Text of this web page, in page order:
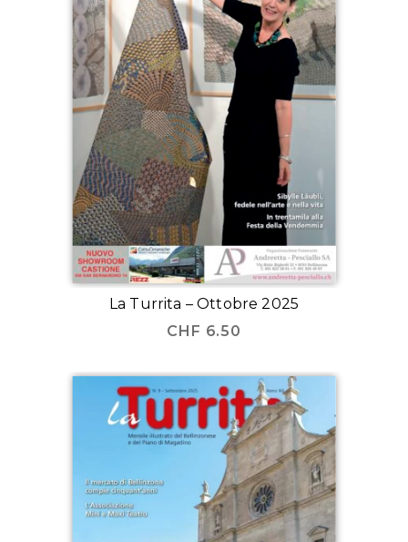
La Turrita – Ottobre 2025
CHF 6.50